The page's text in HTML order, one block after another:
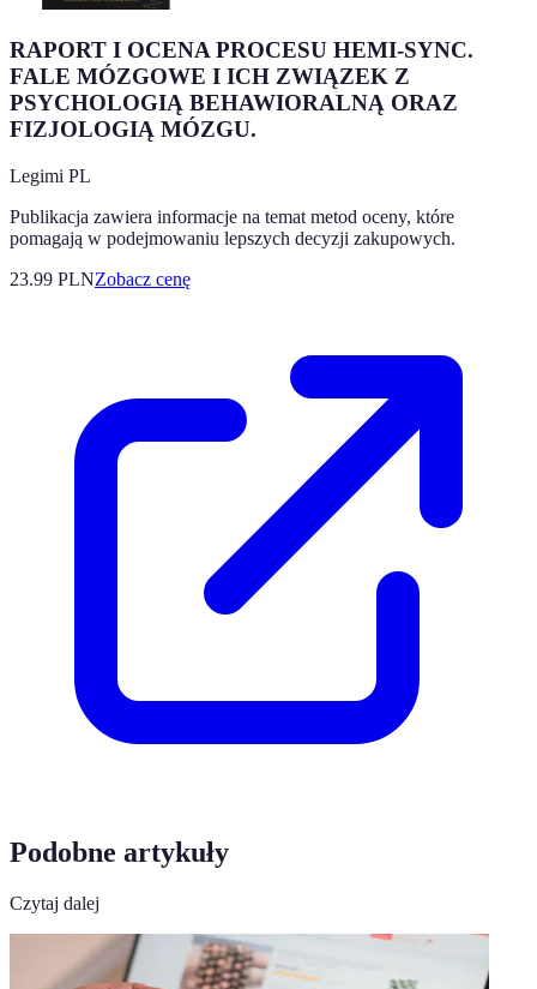
RAPORT I OCENA PROCESU HEMI-SYNC.
FALE MÓZGOWE I ICH ZWIĄZEK Z
PSYCHOLOGIĄ BEHAWIORALNĄ ORAZ
FIZJOLOGIĄ MÓZGU.
Legimi PL
Publikacja zawiera informacje na temat metod oceny, które
pomagają w podejmowaniu lepszych decyzji zakupowych.
23.99 PLNZobacz cenę
Podobne artykuły
Czytaj dalej